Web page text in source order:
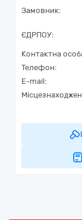
Замовник:
ЄДРПОУ:
Контактна
Телефон:
E-mail: